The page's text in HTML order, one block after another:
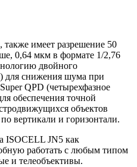
имеет разрешение 50
0,64 мкм в формате 1/2,76
двойного
для снижения шума при
QPD (четырехфазное
обеспечения точной
объектов
вертикали и горизонтали.
ISOCELL JN5 как
работать с любым типом
и телеобъективы.